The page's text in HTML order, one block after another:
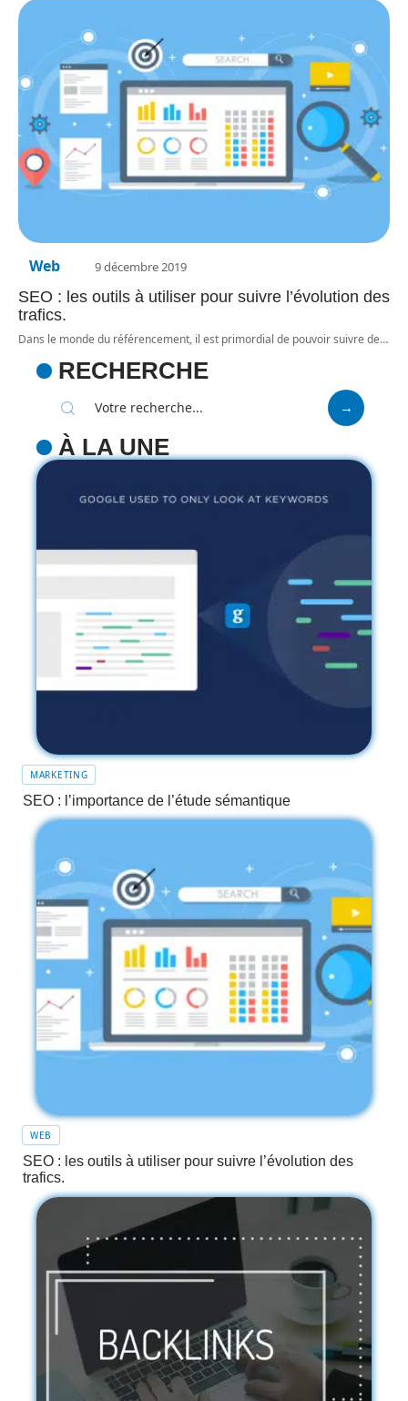
Web 9 décembre 2019
SEO : les outils à utiliser pour suivre l’évolution des
trafics.
Dans le monde du référencement, il est primordial de pouvoir suivre de…
RECHERCHE
À LA UNE
MARKETING
SEO : l’importance de l’étude sémantique
WEB
SEO : les outils à utiliser pour suivre l’évolution des
trafics.